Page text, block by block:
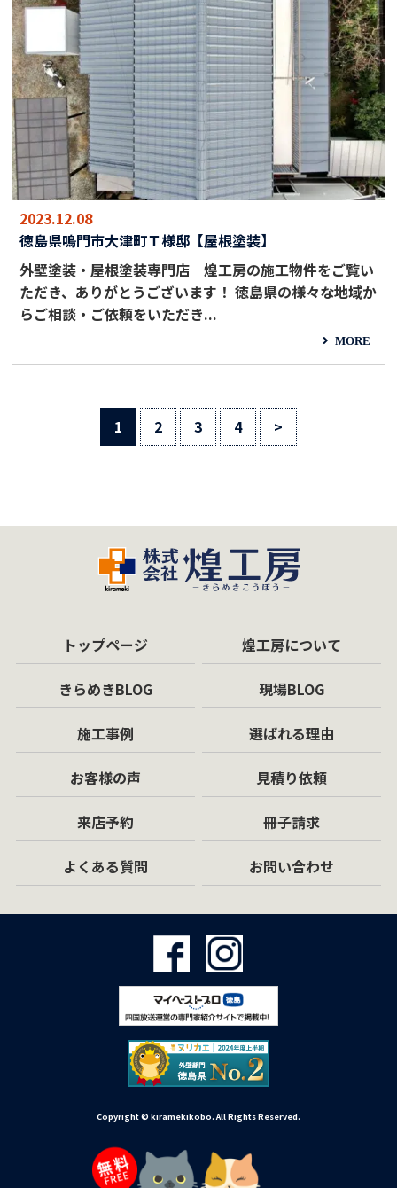
2023.12.08
徳島県鳴門市大津町Ｔ様邸【屋根塗装】
外壁塗装・屋根塗装専門店 煌工房の施工物件をご覧い
ただき、ありがとうございます！ 徳島県の様々な地域か
らご相談・ご依頼をいただき...
MORE
1 2 3 4 >
トップページ 煌工房について
きらめきBLOG 現場BLOG
施工事例 選ばれる理由
お客様の声 見積り依頼
来店予約 冊子請求
よくある質問 お問い合わせ
Copyright © kiramekikobo. All Rights Reserved.